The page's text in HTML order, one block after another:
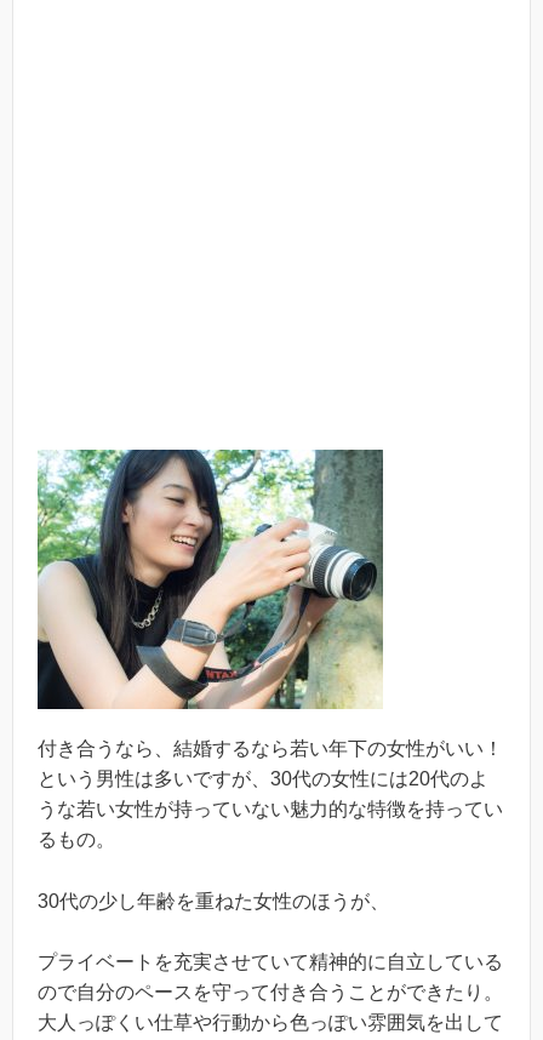
付き合うなら、結婚するなら若い年下の女性がいい！
という男性は多いですが、30代の女性には20代のよ
うな若い女性が持っていない魅力的な特徴を持ってい
るもの。
30代の少し年齢を重ねた女性のほうが、
プライベートを充実させていて精神的に自立している
ので自分のペースを守って付き合うことができたり。
大人っぽくい仕草や行動から色っぽい雰囲気を出して